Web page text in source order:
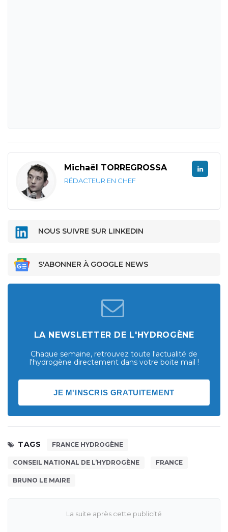
Michaël TORREGROSSA
RÉDACTEUR EN CHEF
NOUS SUIVRE SUR LINKEDIN
S'ABONNER À GOOGLE NEWS
LA NEWSLETTER DE L'HYDROGÈNE
Chaque semaine, retrouvez toute l'actualité de
l'hydrogène directement dans votre boite mail !
JE M'INSCRIS GRATUITEMENT
TAGS FRANCE HYDROGÈNE
CONSEIL NATIONAL DE L’HYDROGÈNE FRANCE
BRUNO LE MAIRE